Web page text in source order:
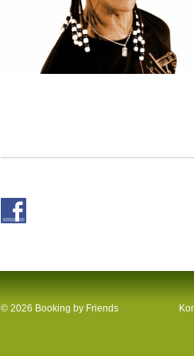
© 2026 Booking by Friends